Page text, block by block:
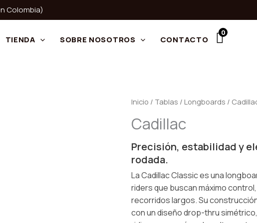
Colombia)
TIENDA SOBRE NOSOTROS CONTACTO
0
Inicio / Tablas / Longboards /
Cadillac
Precisión, estabilidad y
rodada.
La Cadillac Classic es una
riders que buscan máximo
recorridos largos. Su
con un diseño drop-thru
Cadillac
10% OFF por tu primera compra